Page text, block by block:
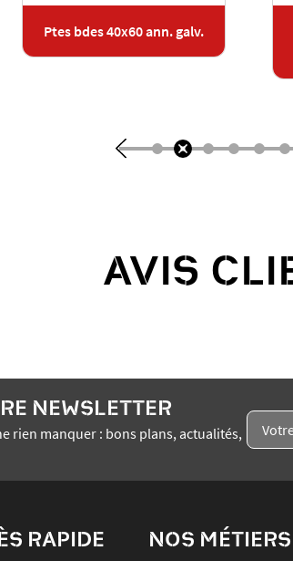
Ptes bdes 40x60 ann. galv.
AVIS
NEWSLETTER
rien manquer : bons plans, actualités,
RAPIDE NOS MÉTIERS